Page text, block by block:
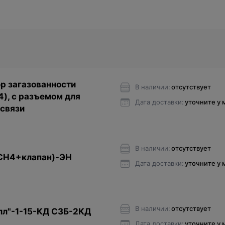
загазованности
с разъемом для
В наличии: отсутствует
Дата доставки: уточните у
ЭН
В наличии: отсутствует
Дата доставки: уточните у
1-15-КД СЗБ-2КД В наличии: отсутствует